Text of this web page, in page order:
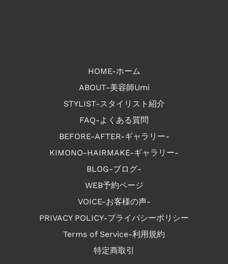
HOME-ホーム
ABOUT-美容師Umi
STYLIST-スタイリスト紹介
FAQ-よくある質問
BEFORE-AFTER-ギャラリー-
KIMONO-HAIRMAKE-ギャラリー-
BLOG-ブログ-
WEB予約ページ
VOICE-お客様の声-
PRIVACY POLICY-プライバシーポリシー
Terms of Service-利用規約
特定商取引